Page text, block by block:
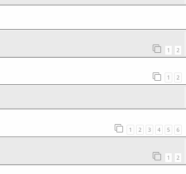
1 2
1 2
1 2 3 4 5 6
1 2